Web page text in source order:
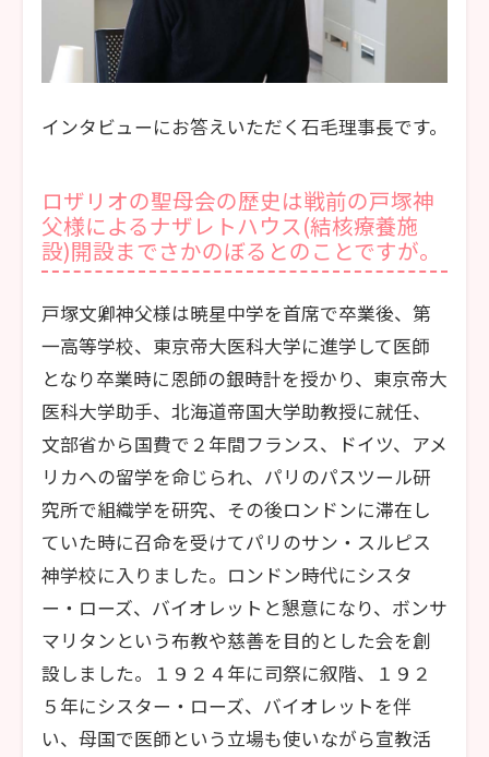
インタビューにお答えいただく石毛理事長です。
ロザリオの聖母会の歴史は戦前の戸塚神
父様によるナザレトハウス(結核療養施
設)開設までさかのぼるとのことですが。
戸塚文卿神父様は暁星中学を首席で卒業後、第
一高等学校、東京帝大医科大学に進学して医師
となり卒業時に恩師の銀時計を授かり、東京帝大
医科大学助手、北海道帝国大学助教授に就任、
文部省から国費で２年間フランス、ドイツ、アメ
リカへの留学を命じられ、パリのパスツール研
究所で組織学を研究、その後ロンドンに滞在し
ていた時に召命を受けてパリのサン・スルピス
神学校に入りました。ロンドン時代にシスタ
ー・ローズ、バイオレットと懇意になり、ボンサ
マリタンという布教や慈善を目的とした会を創
設しました。１９２４年に司祭に叙階、１９２
５年にシスター・ローズ、バイオレットを伴
い、母国で医師という立場も使いながら宣教活